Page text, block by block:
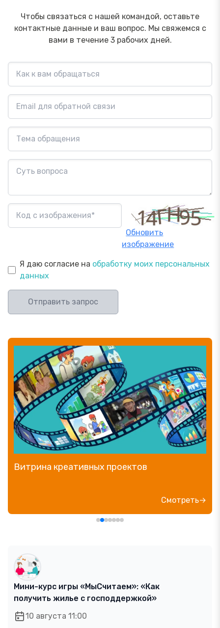
Чтобы связаться с нашей командой, оставьте
контактные данные и ваш вопрос. Мы свяжемся с
вами в течение 3 рабочих дней.
Обновить
изображение
Я даю согласие на обработку моих персональных
данных
Отправить запрос
Витрина креативных проектов
Смотреть→
Мини-курс игры «МыСчитаем»: «Как
получить жилье с господдержкой»
10 августа 11:00